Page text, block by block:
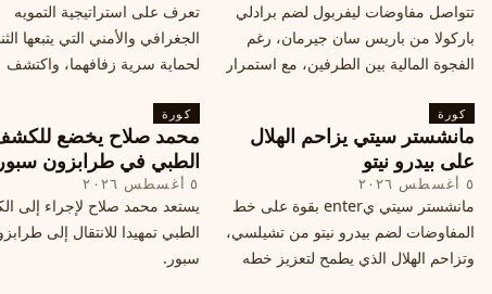
تتواصل مفاوضات ليفربول لضم برادلي
باركولا من باريس سان جيرمان، رغم
الفجوة المالية بين الطرفين، مع استمرار
إغلاق سوق الانتقالات
تعرف على استراتيجية التمويه
الجغرافي والأمني التي يتبعها
لحماية سرية زفافهما، واكتشف
في البرتغال، واعرف ما هي
القادمة في هذا الحدث العالمي
كورة
مانشستر سيتي يزاحم الهلال
على بيدرو نيتو
٥ أغسطس ٢٠٢٦
مانشستر سيتي يenter بقوة على خط
المفاوضات لضم بيدرو نيتو من تشيلسي،
وتزاحم الهلال الذي يطمح لتعزيز خطه
كورة
محمد صلاح يخضع
الطبي في طرابزون سبور
٥ أغسطس ٢٠٢٦
يستعد محمد صلاح لإجراء إلى
الطبي تمهيدا للانتقال إلى
سبور.